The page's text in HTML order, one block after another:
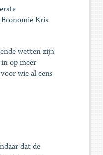
Kris
wetten zijn
op meer
wie al eens
dat de